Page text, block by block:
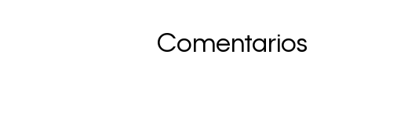
Comentarios